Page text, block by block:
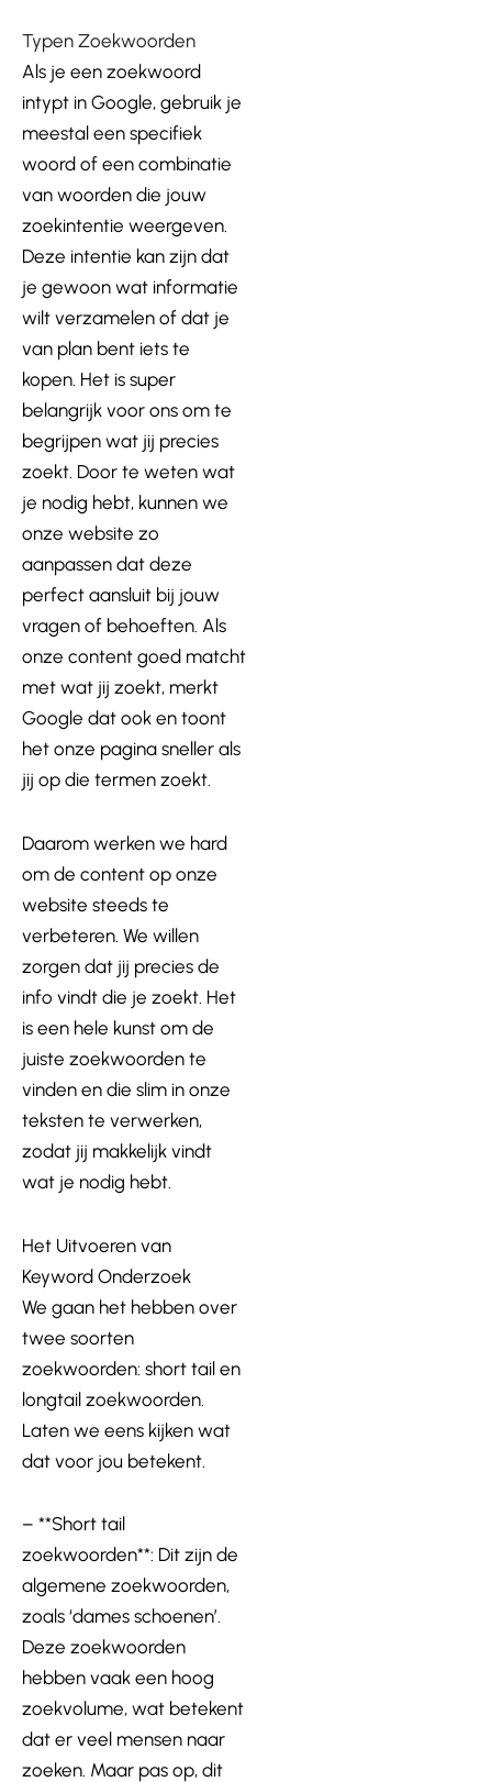
Typen Zoekwoorden
Als je een zoekwoord
intypt in Google, gebruik je
meestal een specifiek
woord of een combinatie
van woorden die jouw
zoekintentie weergeven.
Deze intentie kan zijn dat
je gewoon wat informatie
wilt verzamelen of dat je
van plan bent iets te
kopen. Het is super
belangrijk voor ons om te
begrijpen wat jij precies
zoekt. Door te weten wat
je nodig hebt, kunnen we
onze website zo
aanpassen dat deze
perfect aansluit bij jouw
vragen of behoeften. Als
onze content goed matcht
met wat jij zoekt, merkt
Google dat ook en toont
het onze pagina sneller als
jij op die termen zoekt.
Daarom werken we hard
om de content op onze
website steeds te
verbeteren. We willen
zorgen dat jij precies de
info vindt die je zoekt. Het
is een hele kunst om de
juiste zoekwoorden te
vinden en die slim in onze
teksten te verwerken,
zodat jij makkelijk vindt
wat je nodig hebt.
Het Uitvoeren van
Keyword Onderzoek
We gaan het hebben over
twee soorten
zoekwoorden: short tail en
longtail zoekwoorden.
Laten we eens kijken wat
dat voor jou betekent.
– **Short tail
zoekwoorden**: Dit zijn de
algemene zoekwoorden,
zoals ‘dames schoenen’.
Deze zoekwoorden
hebben vaak een hoog
zoekvolume, wat betekent
dat er veel mensen naar
zoeken. Maar pas op, dit